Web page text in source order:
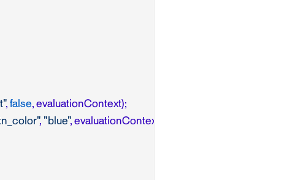
, false, evaluationContext);
, "blue", evaluationContext);